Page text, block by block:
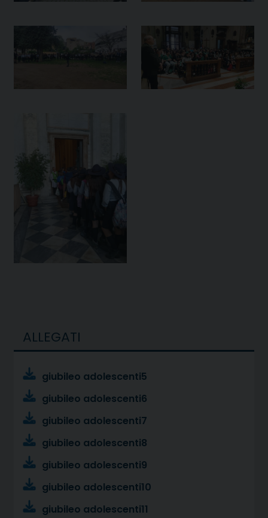
ALLEGATI
giubileo adolescenti5
giubileo adolescenti6
giubileo adolescenti7
giubileo adolescenti8
giubileo adolescenti9
giubileo adolescenti10
giubileo adolescenti11